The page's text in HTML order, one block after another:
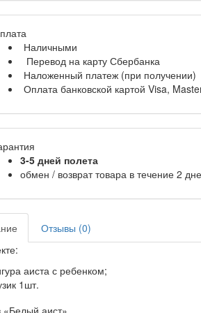
Наличными
Перевод на карту Сбербанка
Наложенный платеж (при получении)
Оплата банковской картой Visa,
3-5 дней полета
обмен / возврат товара в течение 2
Отзывы (0)
аиста с ребенком;
1шт.